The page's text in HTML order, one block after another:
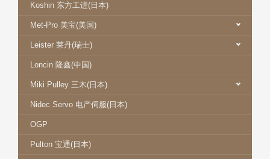
Koshin 东方工进(日本)
Met-Pro 美宝(美国)
Leister 莱丹(瑞士)
Loncin 隆鑫(中国)
Miki Pulley 三木(日本)
Nidec Servo 电产伺服(日本)
OGP
Pulton 宝通(日本)